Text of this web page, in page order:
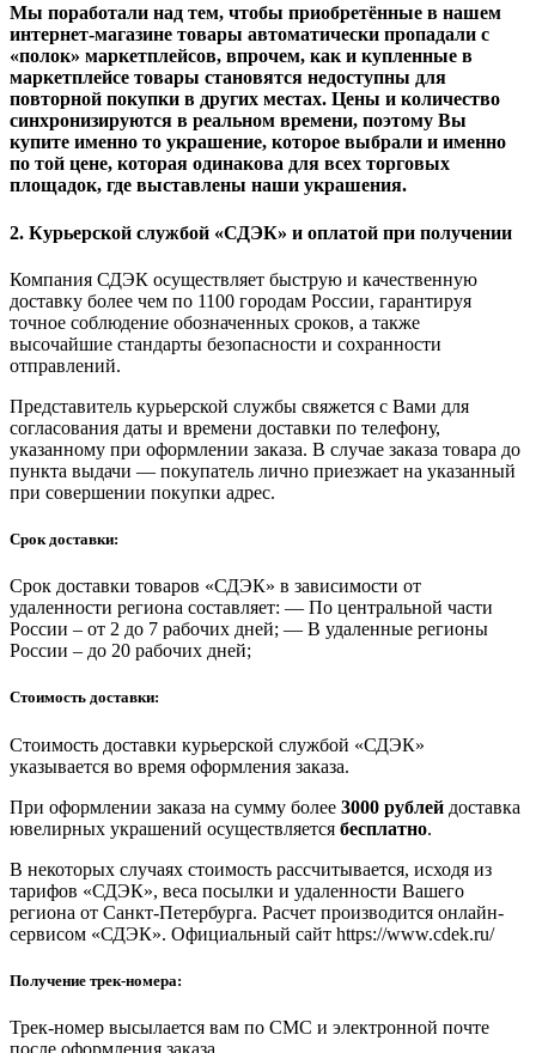
Мы поработали над тем, чтобы приобретённые в нашем
интернет-магазине товары автоматически пропадали с
«полок» маркетплейсов, впрочем, как и купленные в
маркетплейсе товары становятся недоступны для
повторной покупки в других местах. Цены и количество
синхронизируются в реальном времени, поэтому Вы
купите именно то украшение, которое выбрали и именно
по той цене, которая одинакова для всех торговых
площадок, где выставлены наши украшения.
2. Курьерской службой «СДЭК» и оплатой при получении
Компания СДЭК осуществляет быструю и качественную
доставку более чем по 1100 городам России, гарантируя
точное соблюдение обозначенных сроков, а также
высочайшие стандарты безопасности и сохранности
отправлений.
Представитель курьерской службы свяжется с Вами для
согласования даты и времени доставки по телефону,
указанному при оформлении заказа. В случае заказа товара до
пункта выдачи — покупатель лично приезжает на указанный
при совершении покупки адрес.
Срок доставки:
Срок доставки товаров «СДЭК» в зависимости от
удаленности региона составляет: — По центральной части
России – от 2 до 7 рабочих дней; — В удаленные регионы
России – до 20 рабочих дней;
Стоимость доставки:
Стоимость доставки курьерской службой «СДЭК»
указывается во время оформления заказа.
При оформлении заказа на сумму более 3000 рублей доставка
ювелирных украшений осуществляется бесплатно.
В некоторых случаях стоимость рассчитывается, исходя из
тарифов «СДЭК», веса посылки и удаленности Вашего
региона от Санкт-Петербурга. Расчет производится онлайн-
сервисом «СДЭК». Официальный сайт https://www.cdek.ru/
Получение трек-номера:
Трек-номер высылается вам по СМС и электронной почте
после оформления заказа.